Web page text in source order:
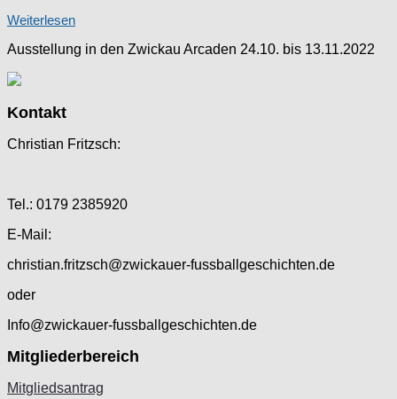
Weiterlesen
Ausstellung in den Zwickau Arcaden 24.10. bis 13.11.2022
Kontakt
Christian Fritzsch:
Tel.: 0179 2385920
E-Mail:
christian.fritzsch@zwickauer-fussballgeschichten.de
oder
Info@zwickauer-fussballgeschichten.de
Mitgliederbereich
Mitgliedsantrag